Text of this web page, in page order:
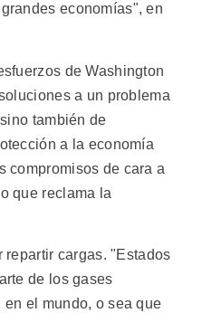
economías", en
de Washington
a un problema
también de
a la economía
compromisos de cara a
que reclama la
repartir cargas. "Estados
de los gases
el mundo, o sea que